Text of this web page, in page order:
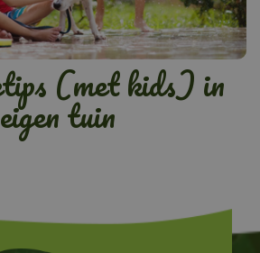
(met kids) in
eigen tuin